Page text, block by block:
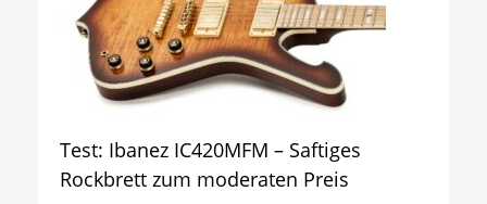
Test: Ibanez IC420MFM – Saftiges
Rockbrett zum moderaten Preis